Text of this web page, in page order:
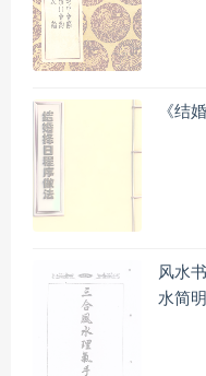
《结
风水
水简